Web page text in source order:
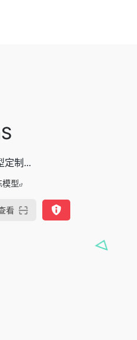
定制...
模型
看